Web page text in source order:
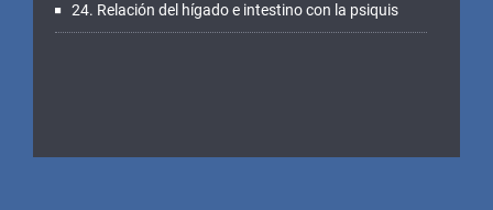
24. Relación del hígado e intestino con la psiquis